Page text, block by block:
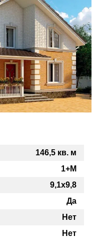
146,5 кв. м
1+M
9,1x9,8
Да
Нет
Нет